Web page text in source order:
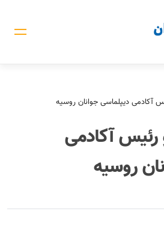
آکادمی دیپلماسی جوانان روسیه
رئیس آکادمی
روسیه